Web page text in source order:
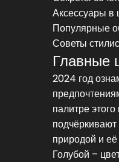
Аксессуары в
Популярные
Советы
Главные
2024 год
палитре
природой и
Голубой –